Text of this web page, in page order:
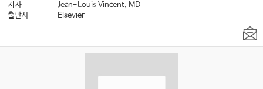
저자
Jean-Louis Vincent, MD
출판사
Elsevier